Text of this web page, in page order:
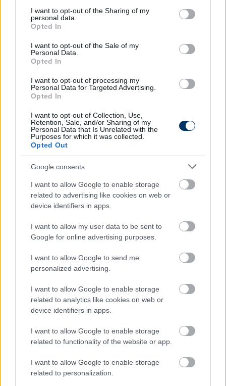
not limited to your visit or usage behaviour. You may click to
grant or deny consent to Google and its third-party tags to
use your data for below specified purposes in below Google
consent section.
I want to opt-out of the Sharing of my
personal data.
Opted In
I want to opt-out of the Sale of my
Personal Data.
Opted In
I want to opt-out of processing my
Personal Data for Targeted Advertising.
Opted In
I want to opt-out of Collection, Use,
Retention, Sale, and/or Sharing of my
Personal Data that Is Unrelated with the
Purposes for which it was collected.
Opted Out
Google consents
I want to allow Google to enable storage
related to advertising like cookies on web or
device identifiers in apps.
I want to allow my user data to be sent to
Google for online advertising purposes.
I want to allow Google to send me
personalized advertising.
I want to allow Google to enable storage
related to analytics like cookies on web or
device identifiers in apps.
I want to allow Google to enable storage
related to functionality of the website or app.
I want to allow Google to enable storage
related to personalization.
ha az utánpótlás területén nincs
összehangolt munka, ha nem egyértelműek
az olyan stratégiai célok, mint a fiatal
tehetségek megfelelő menedzselése, akkor
hosszú távon nem lehet versenyképes a
magyar futball
A bizottságtól azt várom, hogy ezekben a stratégiai
kérdésekben, a gyermekekkel való foglalkozásban
kijelölik a klubok és szakemberek számára a
megfelelő irányt.
Olvastad már?
Az MLSZ bejelentette: Dárdaival,
Gerával és Nyilasival újulna meg a
Az MLSZ elnökségének keddi döntése után új szakmai